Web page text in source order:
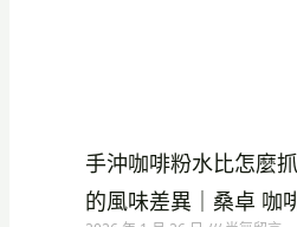
手沖咖啡粉水比怎麼
的風味差異｜桑卓 咖